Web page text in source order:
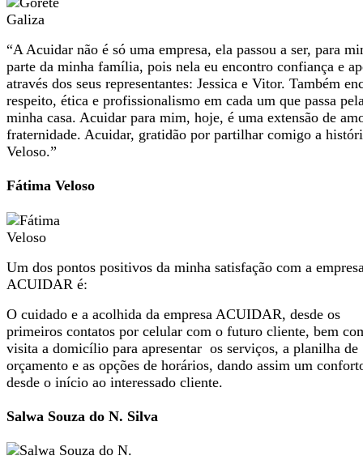
“A Acuidar não é só uma empresa, ela passou a ser, para
parte da minha família, pois nela eu encontro confiança e
através dos seus representantes: Jessica e Vitor. Também
respeito, ética e profissionalismo em cada um que passa
minha casa. Acuidar para mim, hoje, é uma extensão de
fraternidade. Acuidar, gratidão por partilhar comigo a
Veloso.”
Fátima Veloso
Um dos pontos positivos da minha satisfação com a
ACUIDAR é:
O cuidado e a acolhida da empresa ACUIDAR, desde os
primeiros contatos por celular com o futuro cliente, bem
visita a domicílio para apresentar os serviços, a planilha de
orçamento e as opções de horários, dando assim um
desde o início ao interessado cliente.
Salwa Souza do N. Silva